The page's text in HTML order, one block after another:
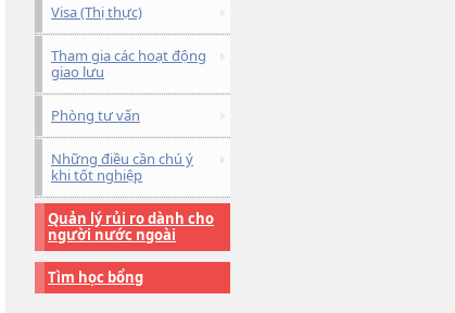
Visa (Thị thực)
Tham gia các hoạt động
giao lưu
Phòng tư vấn
Những điều cần chú ý
khi tốt nghiệp
Quản lý rủi ro dành cho
người nước ngoài
Tìm học bổng